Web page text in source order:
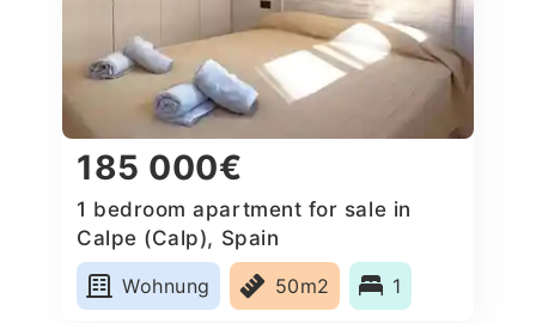
185 000€
1 bedroom apartment for sale in
Calpe (Calp), Spain
Wohnung
50m2 1